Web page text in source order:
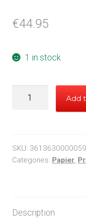
€44.95
1 in stock
quantity
Add
SKU: 3613630000059
Categories: Papier,
Description